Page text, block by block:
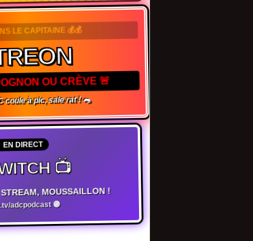
LE CAPITAINE 💰💰
OU CRÈVE 🚨
coule à pic, sale rat ! 🐀
EN DIRECT
📺
MOUSSAILLON !
adcpodcast 🟣